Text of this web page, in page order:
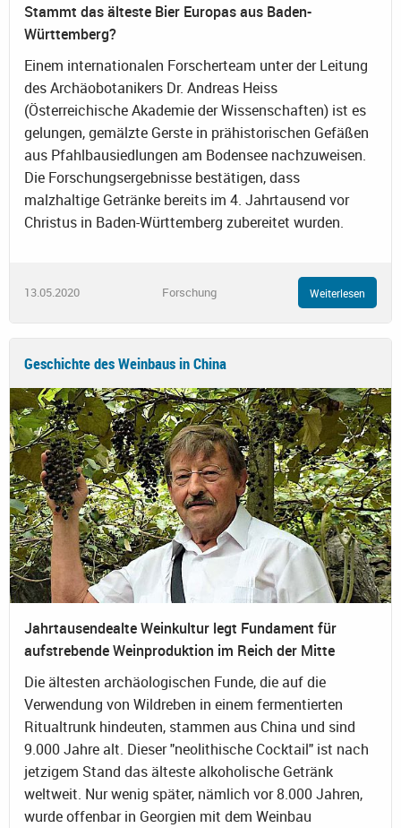
Stammt das älteste Bier Europas aus Baden-
Württemberg?
Einem internationalen Forscherteam unter der Leitung
des Archäobotanikers Dr. Andreas Heiss
(Österreichische Akademie der Wissenschaften) ist es
gelungen, gemälzte Gerste in prähistorischen Gefäßen
aus Pfahlbausiedlungen am Bodensee nachzuweisen.
Die Forschungsergebnisse bestätigen, dass
malzhaltige Getränke bereits im 4. Jahrtausend vor
Christus in Baden-Württemberg zubereitet wurden.
13.05.2020 Forschung Weiterlesen
Geschichte des Weinbaus in China
Jahrtausendealte Weinkultur legt Fundament für
aufstrebende Weinproduktion im Reich der Mitte
Die ältesten archäologischen Funde, die auf die
Verwendung von Wildreben in einem fermentierten
Ritualtrunk hindeuten, stammen aus China und sind
9.000 Jahre alt. Dieser "neolithische Cocktail" ist nach
jetzigem Stand das älteste alkoholische Getränk
weltweit. Nur wenig später, nämlich vor 8.000 Jahren,
wurde offenbar in Georgien mit dem Weinbau